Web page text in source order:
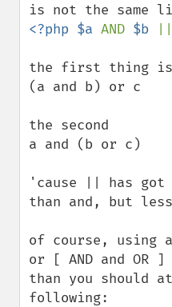
<?php $a AND $b
the first thing is
(a and b) or c
the second
a and (b or c)
'cause || has
than and, but
of course, using
or [ AND and OR
than you should
following: